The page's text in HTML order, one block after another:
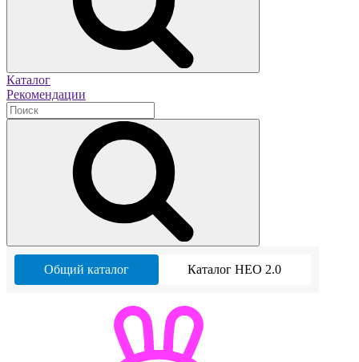
Каталог
Рекомендации
Общий каталог Каталог НЕО 2.0